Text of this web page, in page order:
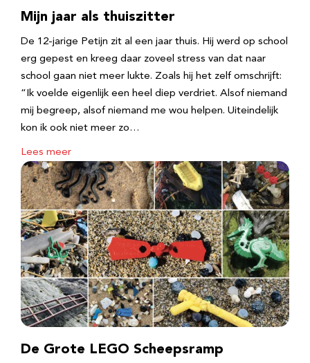
Mijn jaar als thuiszitter
De 12-jarige Petijn zit al een jaar thuis. Hij werd op school
erg gepest en kreeg daar zoveel stress van dat naar
school gaan niet meer lukte. Zoals hij het zelf omschrijft:
“Ik voelde eigenlijk een heel diep verdriet. Alsof niemand
mij begreep, alsof niemand me wou helpen. Uiteindelijk
kon ik ook niet meer zo…
Lees meer
De Grote LEGO Scheepsramp